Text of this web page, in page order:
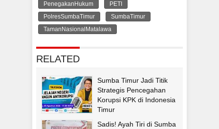
PenegakanHukum
PETI
PolresSumbaTimur
SumbaTimur
TamanNasionalMatalawa
RELATED
Sumba Timur Jadi Titik
Strategis Pencegahan
Korupsi KPK di Indonesia
Timur
Sadis! Ayah Tiri di Sumba